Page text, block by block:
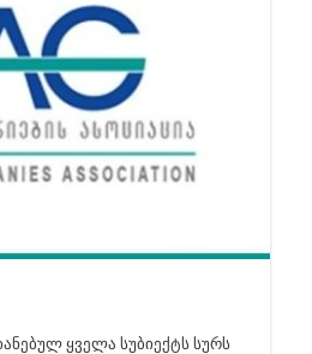
ყველა სუბიექტს სურს